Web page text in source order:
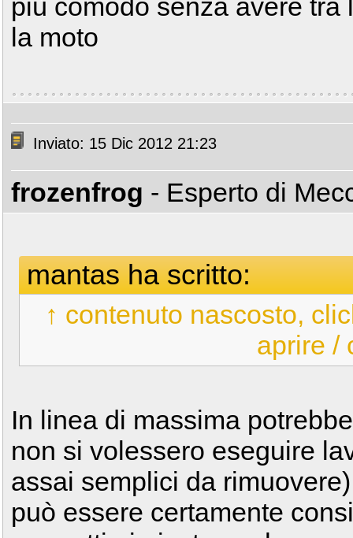
più comodo senza avere
la moto
Inviato: 15 Dic 2012 21:23
frozenfrog - Esperto di
mantas ha scritto:
↑ contenuto nascosto,
aprire /
In linea di massima
non si volessero eseguire
assai semplici da
può essere certamente